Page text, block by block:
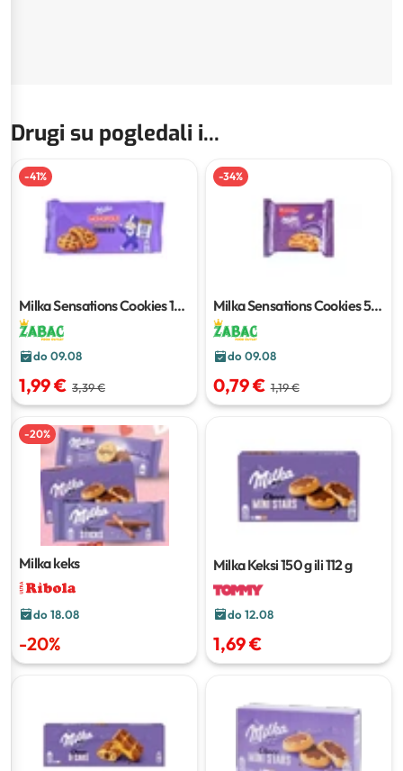
Drugi su pogledali i...
-41%
Milka Sensations Cookies156
g
do 09.08
1,99 € 3,39 €
-34%
Milka Sensations Cookies52
g
do 09.08
0,79 € 1,19 €
-20%
Milka keks
do 18.08
-20%
Milka Keksi150 g ili 112 g
do 12.08
1,69 €